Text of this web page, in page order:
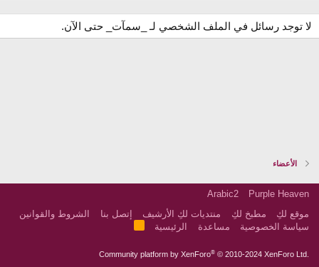
لا توجد رسائل في الملف الشخصي لـ _سمآت_ حتى الآن.
الأعضاء
Purple Heaven
Arabic2
موقع لكِ
مطبخ لكِ منتديات لكِ الأرشيف إتصل بنا
الشروط والقوانين
سياسة الخصوصية
مساعدة الرئيسية
Community platform by XenForo® © 2010-2024 XenForo Ltd.